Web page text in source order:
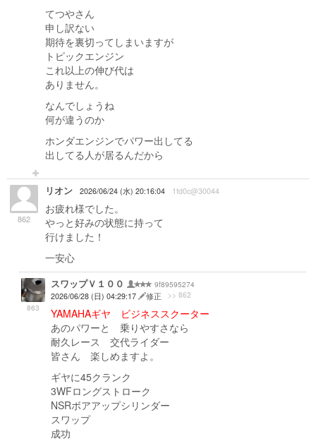
てつやさん
申し訳ない
期待を裏切ってしまいますが
トピックエンジン
これ以上の伸び代は
ありません。
なんでしょうね
何が違うのか
ホンダエンジンでパワー出してる
出してる人が居るんだから
862
リオン 2026/06/24 (水) 20:16:04 1fd0c@30044
お疲れ様でした。
やっと好みの状態に持って
行けました！
一安心
863
スワップＶ１００
9f89595274
2026/06/28 (日) 04:29:17
修正 >> 862
YAMAHAギヤ ビジネススクーター
あのパワーと 乗りやすさなら
耐久レース 交代ライダー
皆さん 楽しめますよ。
ギヤに45クランク
3WFロングストローク
NSRボアアップシリンダー
スワップ
成功